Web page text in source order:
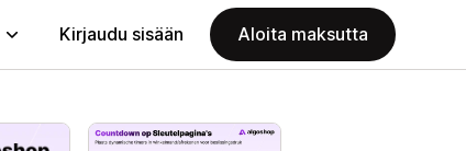
Kirjaudu sisään Aloita maksutta